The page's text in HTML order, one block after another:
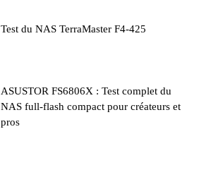
Test du NAS TerraMaster F4-425
ASUSTOR FS6806X : Test complet du
NAS full-flash compact pour créateurs et
pros